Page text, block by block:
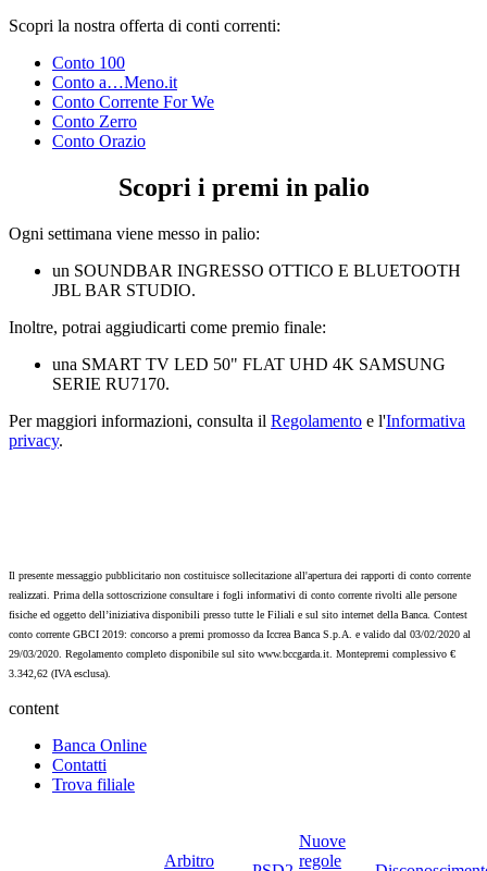
Scopri la nostra offerta di conti correnti:
Conto 100
Conto a…Meno.it
Conto Corrente For We
Conto Zerro
Conto Orazio
Scopri i premi in palio
Ogni settimana viene messo in palio:
un SOUNDBAR INGRESSO OTTICO E BLUETOOTH
JBL BAR STUDIO.
Inoltre, potrai aggiudicarti come premio finale:
una SMART TV LED 50" FLAT UHD 4K SAMSUNG
SERIE RU7170.
Per maggiori informazioni, consulta il Regolamento e l'Informativa
privacy.
Il presente messaggio pubblicitario non costituisce sollecitazione all'apertura dei rapporti di conto corrente
realizzati. Prima della sottoscrizione consultare i fogli informativi di conto corrente rivolti alle persone
fisiche ed oggetto dell’iniziativa disponibili presso tutte le Filiali e sul sito internet della Banca. Contest
conto corrente GBCI 2019: concorso a premi promosso da Iccrea Banca S.p.A. e valido dal 03/02/2020 al
29/03/2020. Regolamento completo disponibile sul sito www.bccgarda.it. Montepremi complessivo €
3.342,62 (IVA esclusa).
content
Banca Online
Contatti
Trova filiale
Arbitro
Nuove
regole